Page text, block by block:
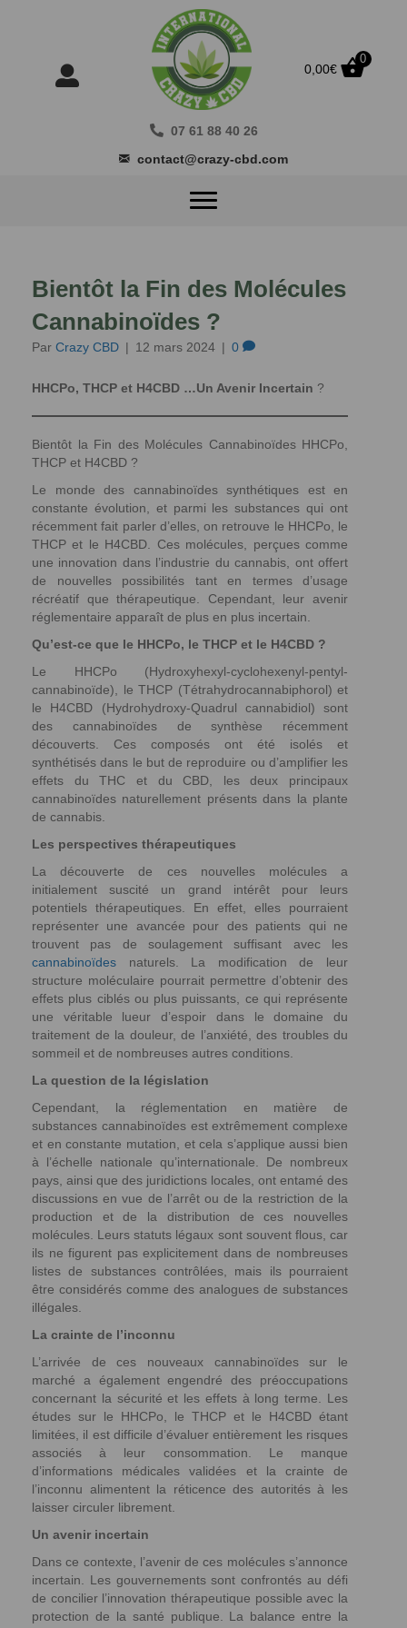
0,00€
0
07 61 88 40 26
contact@crazy-cbd.com
Bientôt la Fin des Molécules
Cannabinoïdes ?
Par Crazy CBD | 12 mars 2024 | 0
HHCPo, THCP et H4CBD …Un Avenir Incertain ?
Bientôt la Fin des Molécules Cannabinoïdes HHCPo,
THCP et H4CBD ?
Le monde des cannabinoïdes synthétiques est en
constante évolution, et parmi les substances qui ont
récemment fait parler d’elles, on retrouve le HHCPo, le
THCP et le H4CBD. Ces molécules, perçues comme
une innovation dans l’industrie du cannabis, ont offert
de nouvelles possibilités tant en termes d’usage
récréatif que thérapeutique. Cependant, leur avenir
réglementaire apparaît de plus en plus incertain.
Qu’est-ce que le HHCPo, le THCP et le H4CBD ?
Le HHCPo (Hydroxyhexyl-cyclohexenyl-pentyl-
cannabinoïde), le THCP (Tétrahydrocannabiphorol) et
le H4CBD (Hydrohydroxy-Quadrul cannabidiol) sont
des cannabinoïdes de synthèse récemment
découverts. Ces composés ont été isolés et
synthétisés dans le but de reproduire ou d’amplifier les
effets du THC et du CBD, les deux principaux
cannabinoïdes naturellement présents dans la plante
de cannabis.
Les perspectives thérapeutiques
La découverte de ces nouvelles molécules a
initialement suscité un grand intérêt pour leurs
potentiels thérapeutiques. En effet, elles pourraient
représenter une avancée pour des patients qui ne
trouvent pas de soulagement suffisant avec les
cannabinoïdes naturels. La modification de leur
structure moléculaire pourrait permettre d’obtenir des
effets plus ciblés ou plus puissants, ce qui représente
une véritable lueur d’espoir dans le domaine du
traitement de la douleur, de l’anxiété, des troubles du
sommeil et de nombreuses autres conditions.
La question de la législation
Cependant, la réglementation en matière de
substances cannabinoïdes est extrêmement complexe
et en constante mutation, et cela s’applique aussi bien
à l’échelle nationale qu’internationale. De nombreux
pays, ainsi que des juridictions locales, ont entamé des
discussions en vue de l’arrêt ou de la restriction de la
production et de la distribution de ces nouvelles
molécules. Leurs statuts légaux sont souvent flous, car
ils ne figurent pas explicitement dans de nombreuses
listes de substances contrôlées, mais ils pourraient
être considérés comme des analogues de substances
illégales.
La crainte de l’inconnu
L’arrivée de ces nouveaux cannabinoïdes sur le
marché a également engendré des préoccupations
concernant la sécurité et les effets à long terme. Les
études sur le HHCPo, le THCP et le H4CBD étant
limitées, il est difficile d’évaluer entièrement les risques
associés à leur consommation. Le manque
d’informations médicales validées et la crainte de
l’inconnu alimentent la réticence des autorités à les
laisser circuler librement.
Un avenir incertain
Dans ce contexte, l’avenir de ces molécules s’annonce
incertain. Les gouvernements sont confrontés au défi
de concilier l’innovation thérapeutique possible avec la
protection de la santé publique. La balance entre la